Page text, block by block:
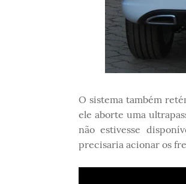
O sistema também
ele aborte uma
não estivesse
precisaria acionar os